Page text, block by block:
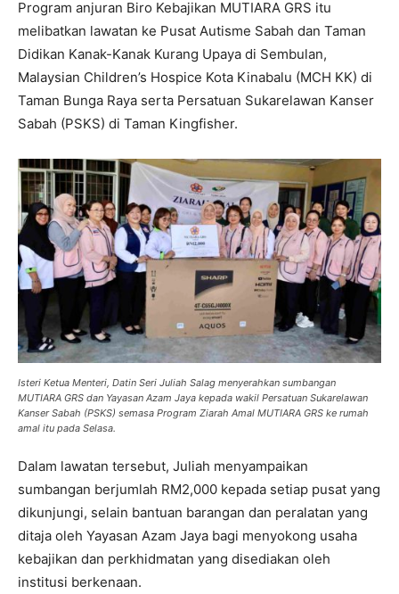
Program anjuran Biro Kebajikan MUTIARA GRS itu
melibatkan lawatan ke Pusat Autisme Sabah dan Taman
Didikan Kanak-Kanak Kurang Upaya di Sembulan,
Malaysian Children’s Hospice Kota Kinabalu (MCH KK) di
Taman Bunga Raya serta Persatuan Sukarelawan Kanser
Sabah (PSKS) di Taman Kingfisher.
Isteri Ketua Menteri, Datin Seri Juliah Salag menyerahkan sumbangan
MUTIARA GRS dan Yayasan Azam Jaya kepada wakil Persatuan Sukarelawan
Kanser Sabah (PSKS) semasa Program Ziarah Amal MUTIARA GRS ke rumah
amal itu pada Selasa.
Dalam lawatan tersebut, Juliah menyampaikan
sumbangan berjumlah RM2,000 kepada setiap pusat yang
dikunjungi, selain bantuan barangan dan peralatan yang
ditaja oleh Yayasan Azam Jaya bagi menyokong usaha
kebajikan dan perkhidmatan yang disediakan oleh
institusi berkenaan.